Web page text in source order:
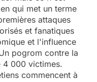
qui met un terme
attaques
et fanatiques
et l'influence
pogrom contre la
4 000 victimes.
commencent à